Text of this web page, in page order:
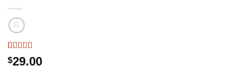
Rated 4
out of 5
5
$29.00